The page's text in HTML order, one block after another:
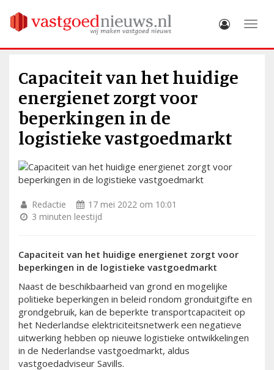
Capaciteit van het huidige
energienet zorgt voor
beperkingen in de
logistieke vastgoedmarkt
Redactie
17 mei 2022 om 10:01
3 minuten leestijd
Capaciteit van het huidige energienet zorgt voor
beperkingen in de logistieke vastgoedmarkt
Naast de beschikbaarheid van grond en mogelijke
politieke beperkingen in beleid rondom gronduitgifte en
grondgebruik, kan de beperkte transportcapaciteit op
het Nederlandse elektriciteitsnetwerk een negatieve
uitwerking hebben op nieuwe logistieke ontwikkelingen
in de Nederlandse vastgoedmarkt, aldus
vastgoedadviseur Savills.